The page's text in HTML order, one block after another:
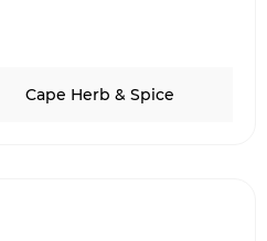
Cape Herb & Spice